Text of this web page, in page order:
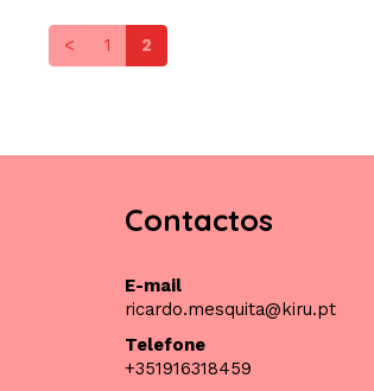
< 1 2
Contactos
E-mail
ricardo.mesquita@kiru.pt
Telefone
+351916318459